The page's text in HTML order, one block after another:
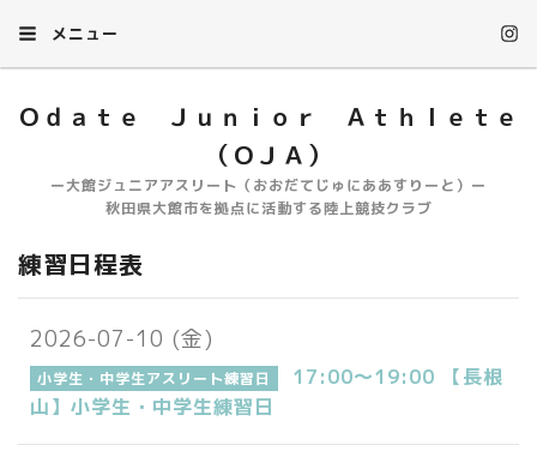
メニュー
Ｏｄａｔｅ Ｊｕｎｉｏｒ Ａｔｈｌｅｔｅ
（ＯＪＡ）
ー大館ジュニアアスリート（おおだてじゅにああすりーと）ー
秋田県大館市を拠点に活動する陸上競技クラブ
練習日程表
2026-07-10 (金)
小学生・中学生アスリート練習日
17:00～19:00 【長根
山】小学生・中学生練習日